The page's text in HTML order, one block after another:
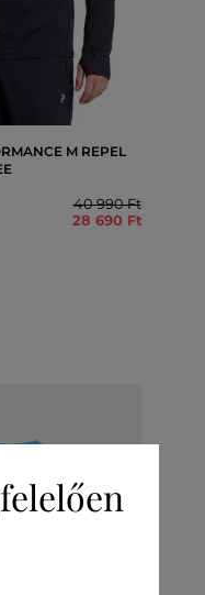
M REPEL
40 990 Ft
28 690 Ft